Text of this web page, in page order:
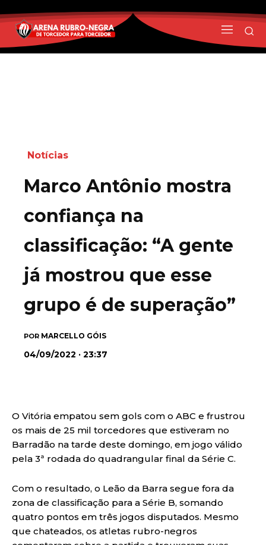
Notícias
Marco Antônio mostra
confiança na
classificação: “A gente
já mostrou que esse
grupo é de superação”
POR MARCELLO GÓIS
04/09/2022 · 23:37
O Vitória empatou sem gols com o ABC e frustrou
os mais de 25 mil torcedores que estiveram no
Barradão na tarde deste domingo, em jogo válido
pela 3ª rodada do quadrangular final da Série C.
Com o resultado, o Leão da Barra segue fora da
zona de classificação para a Série B, somando
quatro pontos em três jogos disputados. Mesmo
que chateados, os atletas rubro-negros